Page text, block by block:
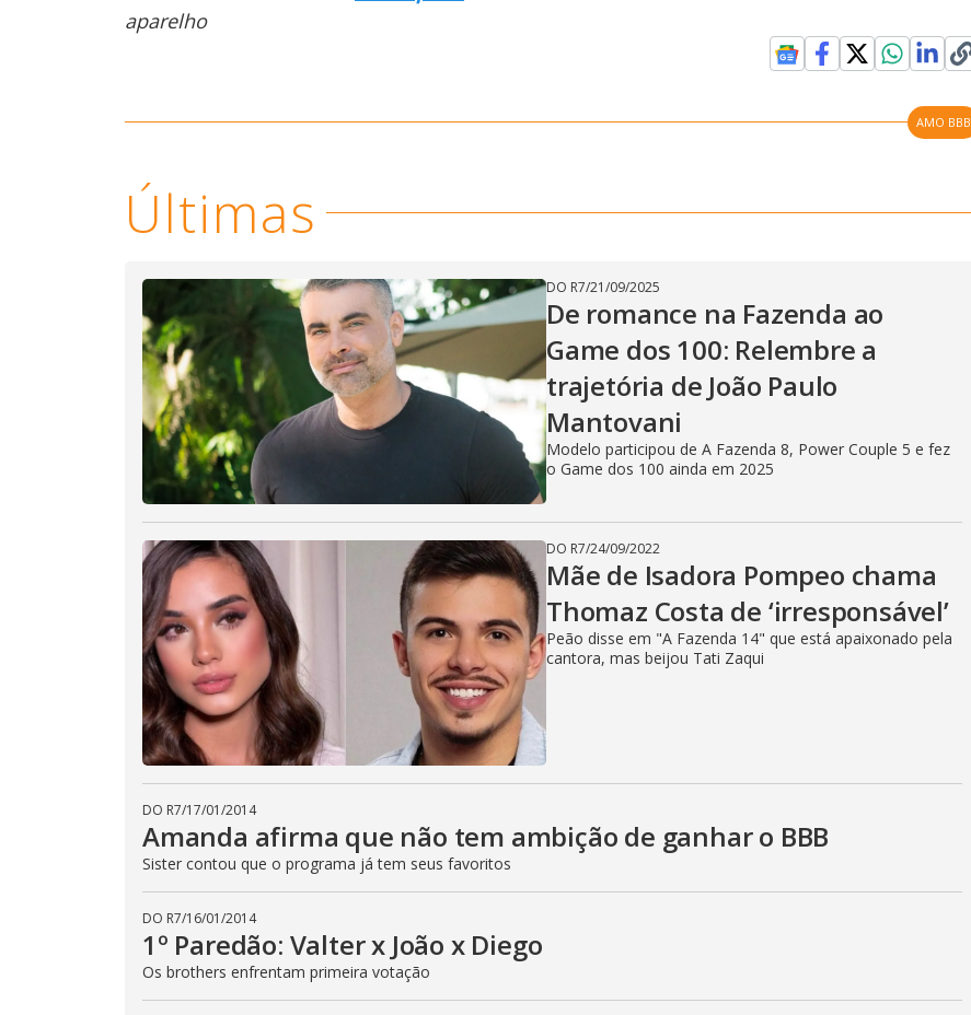
aparelho
AMO BBB
Últimas
DO R7/21/09/2025
De romance na Fazenda ao
Game dos 100: Relembre a
trajetória de João Paulo
Mantovani
Modelo participou de A Fazenda 8, Power Couple 5 e fez
o Game dos 100 ainda em 2025
DO R7/24/09/2022
Mãe de Isadora Pompeo chama
Thomaz Costa de ‘irresponsável’
Peão disse em "A Fazenda 14" que está apaixonado pela
cantora, mas beijou Tati Zaqui
DO R7/17/01/2014
Amanda afirma que não tem ambição de ganhar o BBB
Sister contou que o programa já tem seus favoritos
DO R7/16/01/2014
1º Paredão: Valter x João x Diego
Os brothers enfrentam primeira votação